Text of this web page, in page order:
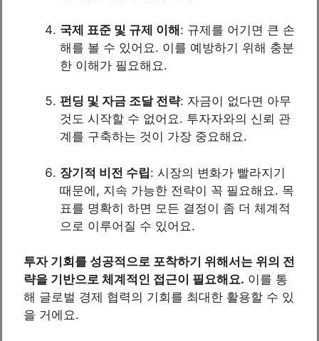
국제 표준 및 규제 이해: 규제를 어기면 큰 손
해를 볼 수 있어요. 이를 예방하기 위해 충분
한 이해가 필요해요.
펀딩 및 자금 조달 전략: 자금이 없다면 아무
것도 시작할 수 없어요. 투자자와의 신뢰 관
계를 구축하는 것이 가장 중요해요.
장기적 비전 수립: 시장의 변화가 빨라지기
때문에, 지속 가능한 전략이 꼭 필요해요. 목
표를 명확히 하면 모든 결정이 좀 더 체계적
으로 이루어질 수 있어요.
투자 기회를 성공적으로 포착하기 위해서는 위의 전
략을 기반으로 체계적인 접근이 필요해요. 이를 통
해 글로벌 경제 협력의 기회를 최대한 활용할 수 있
을 거에요.